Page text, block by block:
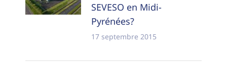
SEVESO en Midi-
Pyrénées?
17 septembre 2015